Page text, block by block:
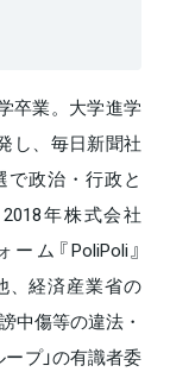
卒業。大学進学
し、毎日新聞社
で政治・行政と
年株式会社
ム『PoliPoli』
、経済産業省の
中傷等の違法・
プ」の有識者委